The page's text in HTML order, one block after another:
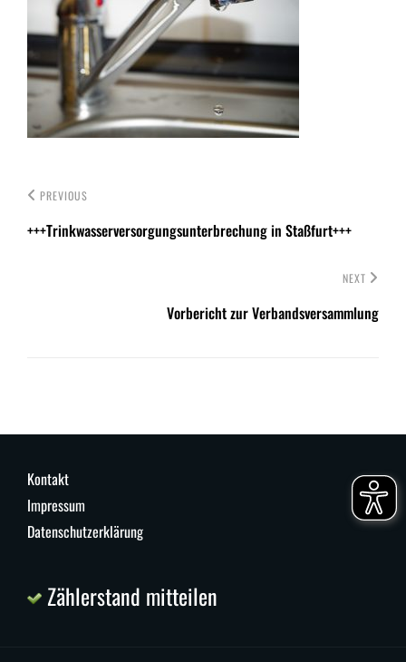
PREVIOUS
+++Trinkwasserversorgungsunterbrechung in Staßfurt+++
NEXT
Vorbericht zur Verbandsversammlung
Kontakt
Impressum
Datenschutzerklärung
Zählerstand mitteilen